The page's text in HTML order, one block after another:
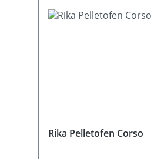
Rika Pelletofen Corso